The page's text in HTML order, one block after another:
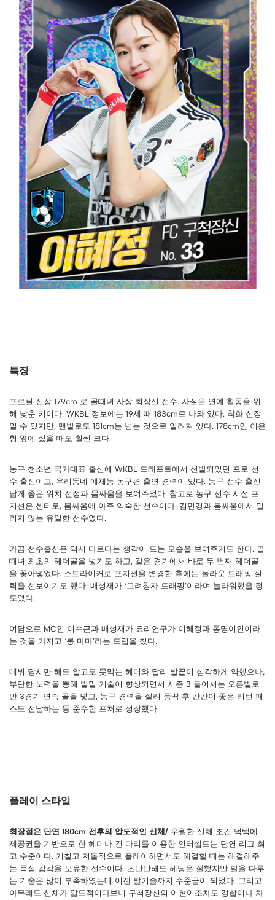
특징
프로필 신장 179cm 로 골때녀 사상 최장신 선수. 사실은 연예 활동을 위
해 낮춘 키이다. WKBL 정보에는 19세 때 183cm로 나와 있다. 착화 신장
일 수 있지만, 맨발로도 181cm는 넘는 것으로 알려져 있다. 178cm인 이은
형 옆에 섰을 때도 훨씬 크다.
농구 청소년 국가대표 출신에 WKBL 드래프트에서 선발되었던 프로 선
수 출신이고, 우리동네 예체능 농구편 출연 경력이 있다. 농구 선수 출신
답게 좋은 위치 선정과 몸싸움을 보여주었다. 참고로 농구 선수 시절 포
지션은 센터로, 몸싸움에 아주 익숙한 선수이다. 김민경과 몸싸움에서 밀
리지 않는 유일한 선수였다.
가끔 선수출신은 역시 다르다는 생각이 드는 모습을 보여주기도 한다. 골
때녀 최초의 헤더골을 넣기도 하고, 같은 경기에서 바로 두 번째 헤더골
을 꽂아넣었다. 스트라이커로 포지션을 변경한 후에는 놀라운 트래핑 실
력을 선보이기도 했다. 배성재가 ‘고려청자 트래핑’이라며 놀라워했을 정
도였다.
여담으로 MC인 이수근과 배성재가 요리연구가 이혜정과 동명이인이라
는 것을 가지고 ‘롱 마마’라는 드립을 쳤다.
데뷔 당시만 해도 알고도 못막는 헤더와 달리 발끝이 심각하게 약했으나,
부단한 노력을 통해 발밑 기술이 향상되면서 시즌 3 들어서는 오른발로
만 3경기 연속 골을 넣고, 농구 경력을 살려 등딱 후 간간이 좋은 리턴 패
스도 전달하는 등 준수한 포처로 성장했다.
플레이 스타일
최장점은 단연 180cm 전후의 압도적인 신체/ 우월한 신체 조건 덕택에
제공권을 기반으로 한 헤더나 긴 다리를 이용한 인터셉트는 단연 리그 최
고 수준이다. 거칠고 저돌적으로 플레이하면서도 해결할 때는 해결해주
는 득점 감각을 보유한 선수이다. 초반만해도 헤딩은 잘했지만 발을 다루
는 기술은 많이 부족하였는데 이젠 발기술까지 수준급이 되었다. 그리고
아무래도 신체가 압도적이다보니 구척장신의 이현이조차도 경합이나 차